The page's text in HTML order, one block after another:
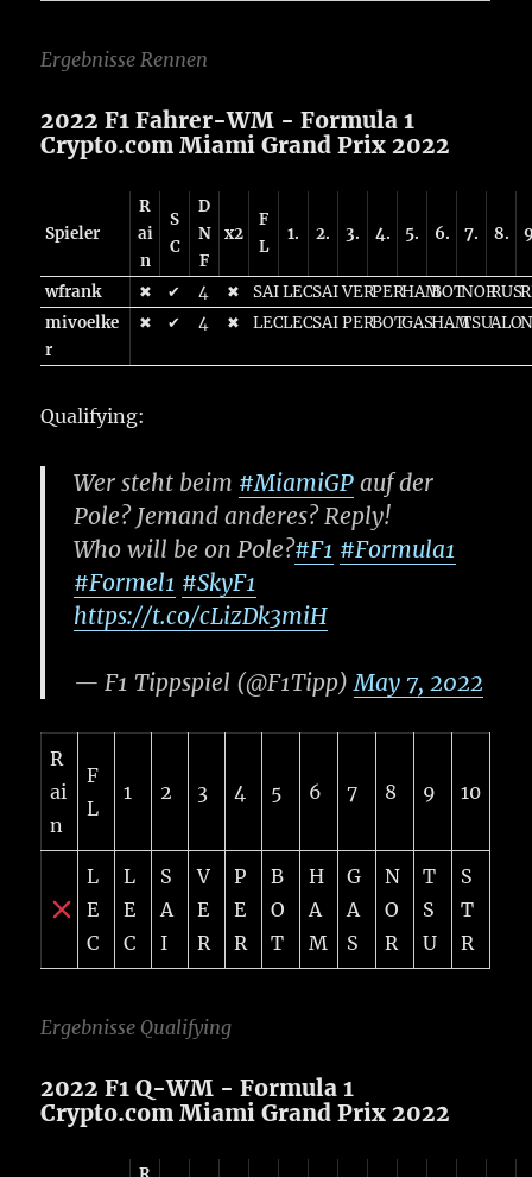
Ergebnisse Rennen
2022 F1 Fahrer-WM - Formula 1
Crypto.com Miami Grand Prix 2022
Spieler
R
ai
n
S
C
D
N
F
x2
F
L
1. 2. 3. 4. 5. 6. 7. 8.
wfrank ✖ ✔ 4 ✖ SAI LECSAI VERPERHAMBOTNORRUS
mivoelke
r
✖ ✔ 4 ✖ LECLECSAI PERBOTGASHAMTSUALO
Qualifying:
Wer steht beim #MiamiGP auf der
Pole? Jemand anderes? Reply!
Who will be on Pole?#F1 #Formula1
#Formel1 #SkyF1
https://t.co/cLizDk3miH
— F1 Tippspiel (@F1Tipp)May 7, 2022
R
ai
n
F
L
1 2 3 4 5 6 7 8 9 10
L
E
C
L
E
C
S
A
I
V
E
R
P
E
R
B
O
T
H
A
M
G
A
S
N
O
R
T
S
U
S
T
R
Ergebnisse Qualifying
2022 F1 Q-WM - Formula 1
Crypto.com Miami Grand Prix 2022